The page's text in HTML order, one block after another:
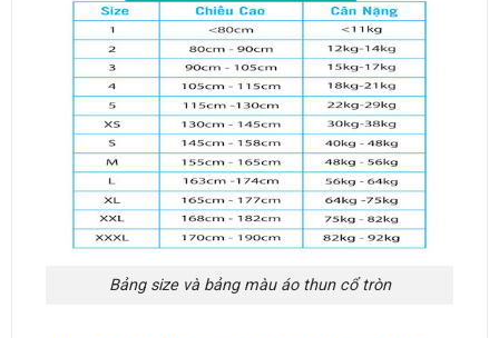
Bảng size và bảng màu áo thun cổ tròn